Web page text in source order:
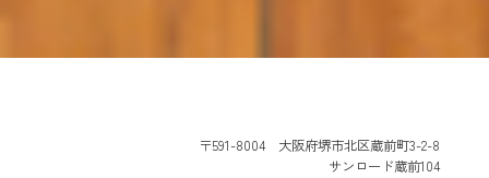
〒591-8004 大阪府堺市北区蔵前町3-2-8
サンロード蔵前104